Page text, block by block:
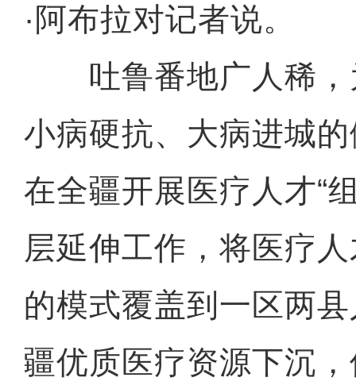
·阿布拉对记者说。
吐鲁番地广人稀，
小病硬抗、大病进城
在全疆开展医疗人才“
层延伸工作，将医疗人
的模式覆盖到一区两
疆优质医疗资源下沉